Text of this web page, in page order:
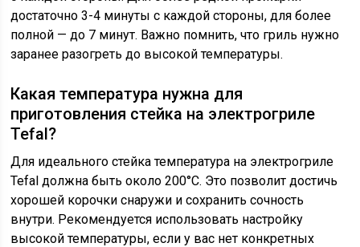
достаточно 3-4 минуты с каждой стороны, для более
полной — до 7 минут. Важно помнить, что гриль нужно
заранее разогреть до высокой температуры.
Какая температура нужна для
приготовления стейка на электрогриле
Tefal?
Для идеального стейка температура на электрогриле
Tefal должна быть около 200°C. Это позволит достичь
хорошей корочки снаружи и сохранить сочность
внутри. Рекомендуется использовать настройку
высокой температуры, если у вас нет конкретных